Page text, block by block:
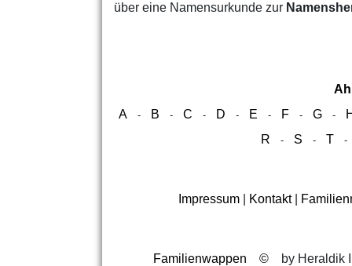
über eine Namensurkunde zur
A
- B - C - D - E - F - G -
R
- S - T
Impressum| Kontakt|
Familienwappen © by Heraldik